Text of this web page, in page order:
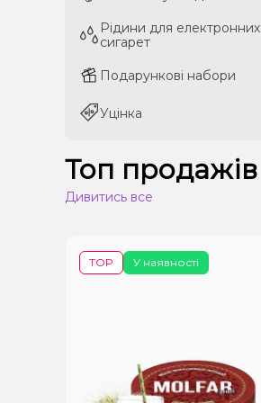
Рідини для електронних
сигарет
Подарункові набори
Уцінка
Рідини для електронних
сигарет
Подарункові набори
Уцінка
Топ продажів
Дивитись все
У наявності
TOP